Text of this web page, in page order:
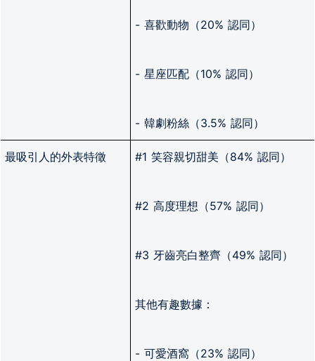
- 喜歡動物（20% 認同）
- 星座匹配（10% 認同）
- 韓劇粉絲（3.5% 認同）
最吸引人的外表特徵 #1 笑容親切甜美（84% 認同）
#2 高度理想（57% 認同）
#3 牙齒亮白整齊（49% 認同）
其他有趣數據：
- 可愛酒窩（23% 認同）